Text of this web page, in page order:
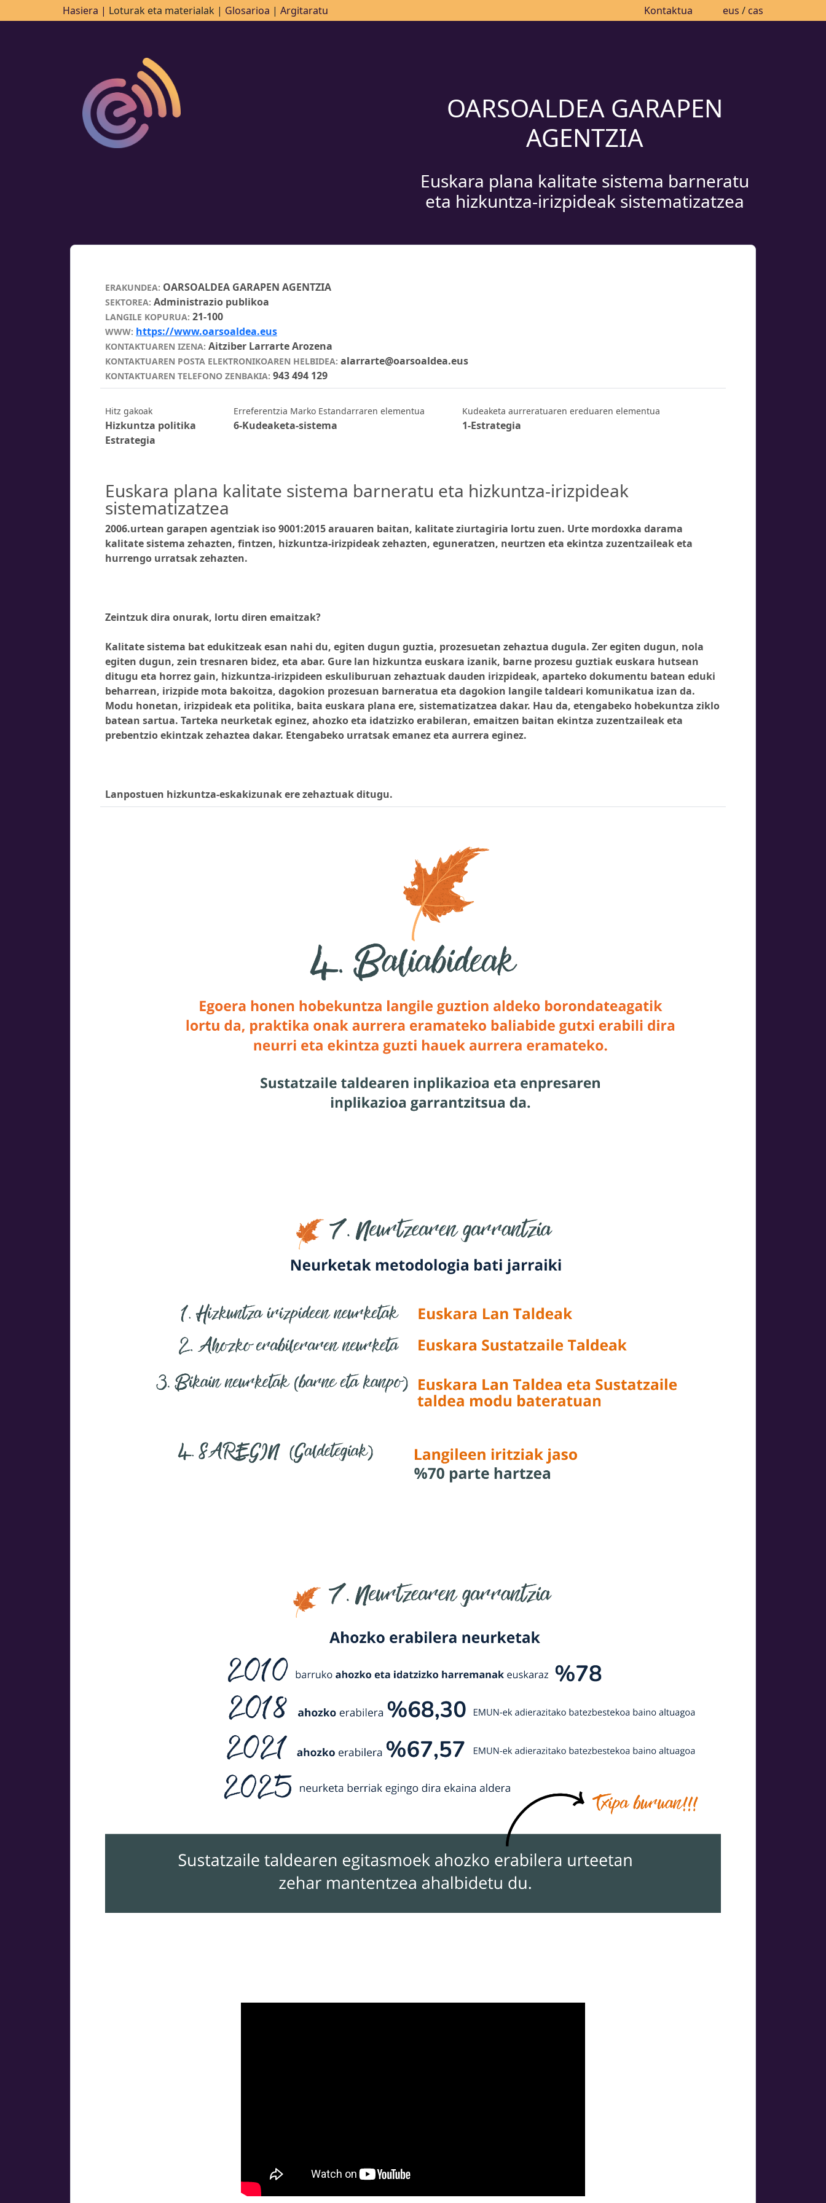
Hasiera | Loturak eta materialak | Glosarioa | Argitaratu Kontaktua eus / cas
OARSOALDEA GARAPEN
AGENTZIA
Euskara plana kalitate sistema barneratu
eta hizkuntza-irizpideak sistematizatzea
ERAKUNDEA: OARSOALDEA GARAPEN AGENTZIA
SEKTOREA: Administrazio publikoa
LANGILE KOPURUA: 21-100
WWW: https://www.oarsoaldea.eus
KONTAKTUAREN IZENA: Aitziber Larrarte Arozena
KONTAKTUAREN POSTA ELEKTRONIKOAREN HELBIDEA: alarrarte@oarsoaldea.eus
KONTAKTUAREN TELEFONO ZENBAKIA: 943 494 129
Hitz gakoak
Hizkuntza politika
Estrategia
Erreferentzia Marko Estandarraren elementua
6-Kudeaketa-sistema
Kudeaketa aurreratuaren ereduaren elementua
1-Estrategia
Euskara plana kalitate sistema barneratu eta hizkuntza-irizpideak
sistematizatzea
2006.urtean garapen agentziak iso 9001:2015 arauaren baitan, kalitate ziurtagiria lortu zuen. Urte mordoxka darama
kalitate sistema zehazten, fintzen, hizkuntza-irizpideak zehazten, eguneratzen, neurtzen eta ekintza zuzentzaileak eta
hurrengo urratsak zehazten.
Zeintzuk dira onurak, lortu diren emaitzak?
Kalitate sistema bat edukitzeak esan nahi du, egiten dugun guztia, prozesuetan zehaztua dugula. Zer egiten dugun, nola
egiten dugun, zein tresnaren bidez, eta abar. Gure lan hizkuntza euskara izanik, barne prozesu guztiak euskara hutsean
ditugu eta horrez gain, hizkuntza-irizpideen eskuliburuan zehaztuak dauden irizpideak, aparteko dokumentu batean eduki
beharrean, irizpide mota bakoitza, dagokion prozesuan barneratua eta dagokion langile taldeari komunikatua izan da.
Modu honetan, irizpideak eta politika, baita euskara plana ere, sistematizatzea dakar. Hau da, etengabeko hobekuntza ziklo
batean sartua. Tarteka neurketak eginez, ahozko eta idatzizko erabileran, emaitzen baitan ekintza zuzentzaileak eta
prebentzio ekintzak zehaztea dakar. Etengabeko urratsak emanez eta aurrera eginez.
Lanpostuen hizkuntza-eskakizunak ere zehaztuak ditugu.